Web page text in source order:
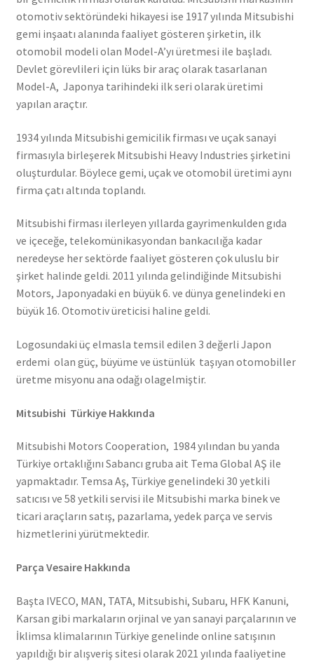
otomotiv sektöründeki hikayesi ise 1917 yılında Mitsubishi
gemi inşaatı alanında faaliyet gösteren şirketin, ilk
otomobil modeli olan Model-A’yı üretmesi ile başladı.
Devlet görevlileri için lüks bir araç olarak tasarlanan
Model-A, Japonya tarihindeki ilk seri olarak üretimi
yapılan araçtır.
1934 yılında Mitsubishi gemicilik firması ve uçak sanayi
firmasıyla birleşerek Mitsubishi Heavy Industries şirketini
oluşturdular. Böylece gemi, uçak ve otomobil üretimi aynı
firma çatı altında toplandı.
Mitsubishi firması ilerleyen yıllarda gayrimenkulden gıda
ve içeceğe, telekomünikasyondan bankacılığa kadar
neredeyse her sektörde faaliyet gösteren çok uluslu bir
şirket halinde geldi. 2011 yılında gelindiğinde Mitsubishi
Motors, Japonyadaki en büyük 6. ve dünya genelindeki en
büyük 16. Otomotiv üreticisi haline geldi.
Logosundaki üç elmasla temsil edilen 3 değerli Japon
erdemi olan güç, büyüme ve üstünlük taşıyan otomobiller
üretme misyonu ana odağı olagelmiştir.
Mitsubishi Türkiye Hakkında
Mitsubishi Motors Cooperation, 1984 yılından bu yanda
Türkiye ortaklığını Sabancı gruba ait Tema Global AŞ ile
yapmaktadır. Temsa Aş, Türkiye genelindeki 30 yetkili
satıcısı ve 58 yetkili servisi ile Mitsubishi marka binek ve
ticari araçların satış, pazarlama, yedek parça ve servis
hizmetlerini yürütmektedir.
Parça Vesaire Hakkında
Başta IVECO, MAN, TATA, Mitsubishi, Subaru, HFK Kanuni,
Karsan gibi markaların orjinal ve yan sanayi parçalarının ve
İklimsa klimalarının Türkiye genelinde online satışının
yapıldığı bir alışveriş sitesi olarak 2021 yılında faaliyetine